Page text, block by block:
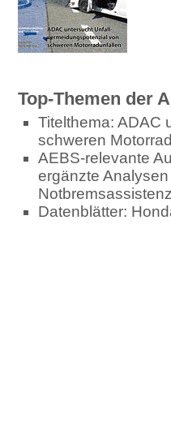
Top-Themen der
Titelthema: ADAC
schweren
AEBS-relevante
ergänzte
Datenblätter: